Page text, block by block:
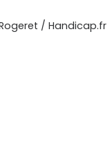
/ Handicap.fr